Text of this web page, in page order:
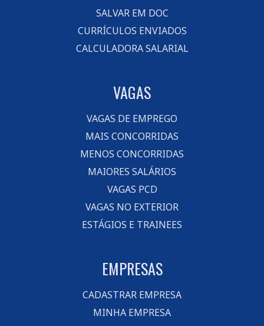
SALVAR EM DOC
CURRÍCULOS ENVIADOS
CALCULADORA SALARIAL
VAGAS
VAGAS DE EMPREGO
MAIS CONCORRIDAS
MENOS CONCORRIDAS
MAIORES SALÁRIOS
VAGAS PCD
VAGAS NO EXTERIOR
ESTÁGIOS E TRAINEES
EMPRESAS
CADASTRAR EMPRESA
MINHA EMPRESA